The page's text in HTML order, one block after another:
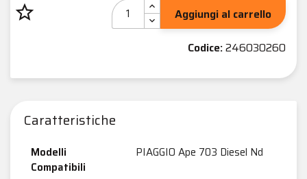
star_border
Aggiungi al carrello
Codice:246030260
Caratteristiche
Modelli
Compatibili
PIAGGIO Ape 703 Diesel Nd